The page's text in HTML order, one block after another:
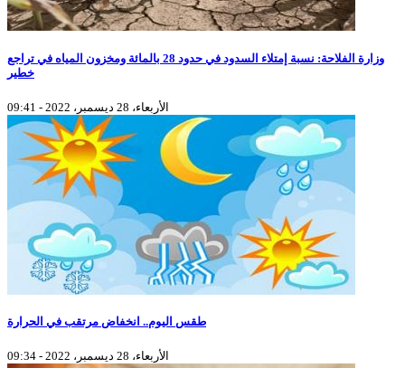
وزارة الفلاحة: نسبة إمتلاء السدود في حدود 28 بالمائة ومخزون المياه في تراجع
خطير
الأربعاء، 28 ديسمبر، 2022 - 09:41
طقس اليوم.. انخفاض مرتقب في الحرارة
الأربعاء، 28 ديسمبر، 2022 - 09:34